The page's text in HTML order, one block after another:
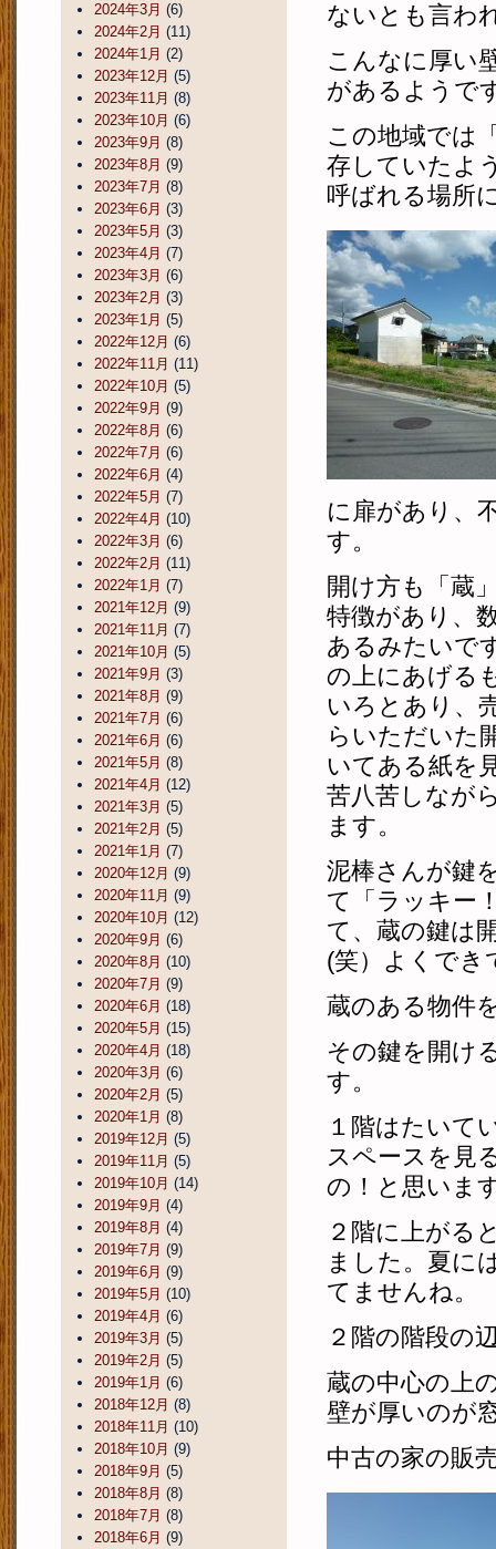
ないとも言わ
こんなに厚い
があるようで
この地域では
存していたよ
呼ばれる場所
に扉があり、
す。
開け方も「蔵
特徴があり、
あるみたいで
の上にあげる
いろとあり、
らいただいた
いてある紙を
苦八苦しなが
ます。
泥棒さんが鍵
て「ラッキー
て、蔵の鍵は
(笑）よくでき
蔵のある物件
その鍵を開け
す。
１階はたいて
スペースを見
の！と思いま
２階に上がる
ました。夏に
てませんね。
２階の階段の
蔵の中心の上
壁が厚いのが
中古の家の販
2024年3月 (6)
2024年2月 (11)
2024年1月 (2)
2023年12月 (5)
2023年11月 (8)
2023年10月 (6)
2023年9月 (8)
2023年8月 (9)
2023年7月 (8)
2023年6月 (3)
2023年5月 (3)
2023年4月 (7)
2023年3月 (6)
2023年2月 (3)
2023年1月 (5)
2022年12月 (6)
2022年11月 (11)
2022年10月 (5)
2022年9月 (9)
2022年8月 (6)
2022年7月 (6)
2022年6月 (4)
2022年5月 (7)
2022年4月 (10)
2022年3月 (6)
2022年2月 (11)
2022年1月 (7)
2021年12月 (9)
2021年11月 (7)
2021年10月 (5)
2021年9月 (3)
2021年8月 (9)
2021年7月 (6)
2021年6月 (6)
2021年5月 (8)
2021年4月 (12)
2021年3月 (5)
2021年2月 (5)
2021年1月 (7)
2020年12月 (9)
2020年11月 (9)
2020年10月 (12)
2020年9月 (6)
2020年8月 (10)
2020年7月 (9)
2020年6月 (18)
2020年5月 (15)
2020年4月 (18)
2020年3月 (6)
2020年2月 (5)
2020年1月 (8)
2019年12月 (5)
2019年11月 (5)
2019年10月 (14)
2019年9月 (4)
2019年8月 (4)
2019年7月 (9)
2019年6月 (9)
2019年5月 (10)
2019年4月 (6)
2019年3月 (5)
2019年2月 (5)
2019年1月 (6)
2018年12月 (8)
2018年11月 (10)
2018年10月 (9)
2018年9月 (5)
2018年8月 (8)
2018年7月 (8)
2018年6月 (9)